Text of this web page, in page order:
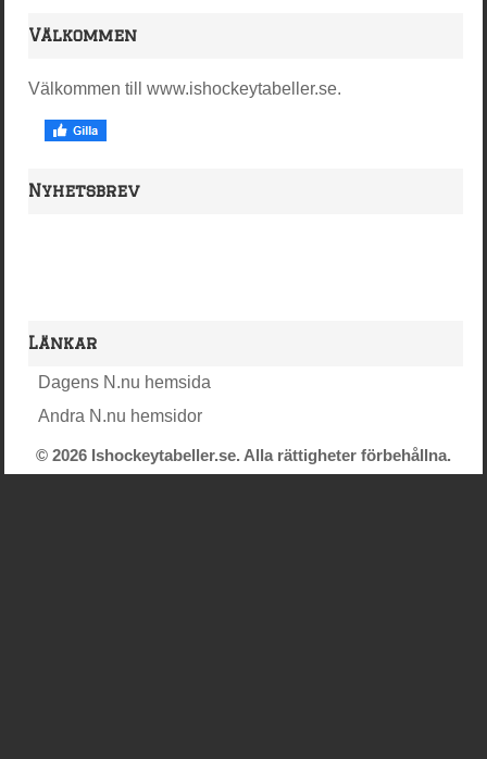
Välkommen
Välkommen till www.ishockeytabeller.se.
Nyhetsbrev
Länkar
Dagens N.nu hemsida
Andra N.nu hemsidor
© 2026 Ishockeytabeller.se. Alla rättigheter förbehållna.